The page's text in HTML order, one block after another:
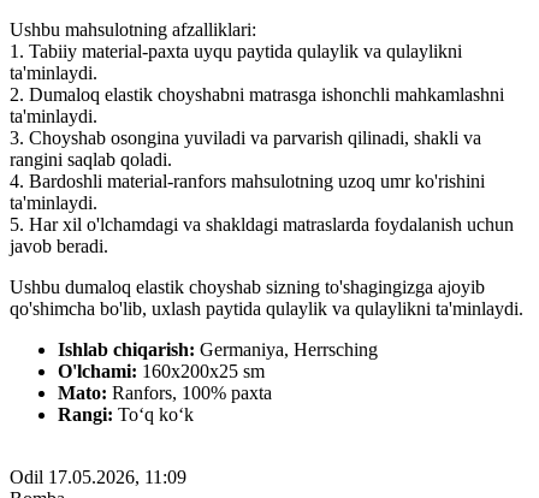
Ushbu mahsulotning afzalliklari:
1. Tabiiy material-paxta uyqu paytida qulaylik va qulaylikni
ta'minlaydi.
2. Dumaloq elastik choyshabni matrasga ishonchli mahkamlashni
ta'minlaydi.
3. Choyshab osongina yuviladi va parvarish qilinadi, shakli va
rangini saqlab qoladi.
4. Bardoshli material-ranfors mahsulotning uzoq umr ko'rishini
ta'minlaydi.
5. Har xil o'lchamdagi va shakldagi matraslarda foydalanish uchun
javob beradi.
Ushbu dumaloq elastik choyshab sizning to'shagingizga ajoyib
qo'shimcha bo'lib, uxlash paytida qulaylik va qulaylikni ta'minlaydi.
Ishlab chiqarish: Germaniya, Herrsching
O'lchami: 160x200x25 sm
Mato: Ranfors, 100% paxta
Rangi: Toʻq koʻk
Odil 17.05.2026, 11:09